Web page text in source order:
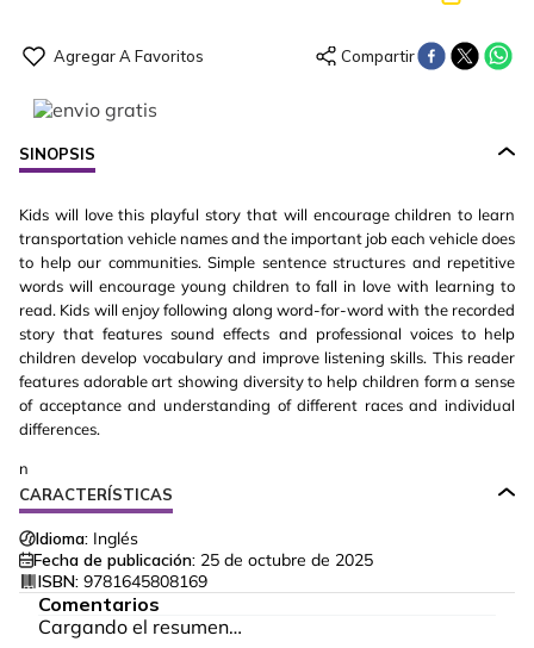
SINOPSIS
Kids will love this playful story that will encourage children to learn
transportation vehicle names and the important job each vehicle does
to help our communities. Simple sentence structures and repetitive
words will encourage young children to fall in love with learning to
read. Kids will enjoy following along word-for-word with the recorded
story that features sound effects and professional voices to help
children develop vocabulary and improve listening skills. This reader
features adorable art showing diversity to help children form a sense
of acceptance and understanding of different races and individual
differences.
n
CARACTERÍSTICAS
Idioma: Inglés
Fecha de publicación: 25 de octubre de 2025
ISBN: 9781645808169
Comentarios
Cargando el resumen…